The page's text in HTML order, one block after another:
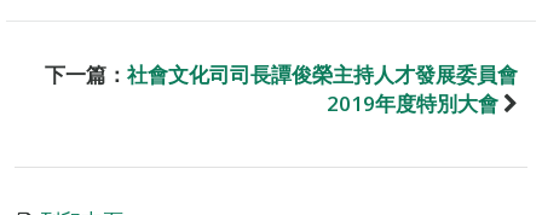
下一篇： 社會文化司司長譚俊榮主持人才發展委員會
2019年度特別大會